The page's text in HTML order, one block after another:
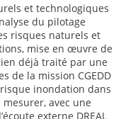
et technologiques
du pilotage
risques naturels et
mise en œuvre de
déjà traité par une
de la mission CGEDD
inondation dans
avec une
externe DREAL